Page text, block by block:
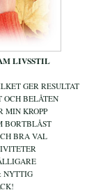
LIVSSTIL
GER RESULTAT
OCH BELÅTEN
MIN KROPP
BORTBLÅST
BRA VAL
NYTTIG